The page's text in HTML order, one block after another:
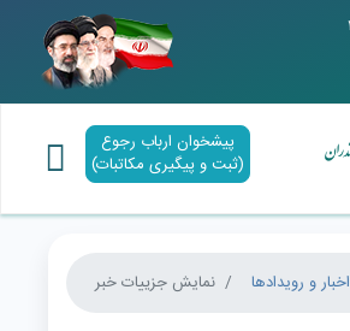
پیشخوان ارباب رجوع
(ثبت و پیگیری مکاتبات)
اخبار و رویدادها نمایش جزییات خبر